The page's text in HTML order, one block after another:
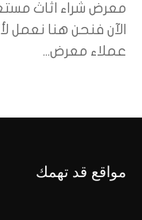
معرض شراء اثاث
الآن فنحن هنا نعمل
عملاء معرض...
مواقع قد تهمك